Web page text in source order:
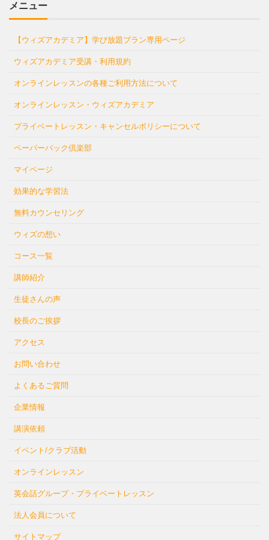
メニュー
【ウィズアカデミア】学び放題プラン専用ページ
ウィズアカデミア受講・利用規約
オンラインレッスンの各種ご利用方法について
オンラインレッスン・ウィズアカデミア
プライベートレッスン・キャンセルポリシーについて
ペーパーバック倶楽部
マイページ
効果的な学習法
無料カウンセリング
ウィズの想い
コース一覧
講師紹介
生徒さんの声
校長のご挨拶
アクセス
お問い合わせ
よくあるご質問
企業情報
講演依頼
イベント/クラブ活動
オンラインレッスン
英会話グループ・プライベートレッスン
法人会員について
サイトマップ